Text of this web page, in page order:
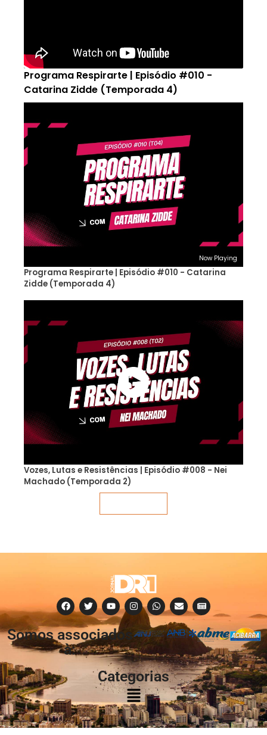
Programa Respirarte | Episódio #010 -
Catarina Zidde (Temporada 4)
Now Playing
Programa Respirarte | Episódio #010 - Catarina
Zidde (Temporada 4)
Vozes, Lutas e Resistências | Episódio #008 - Nei
Machado (Temporada 2)
Somos associados
à:
Categorias